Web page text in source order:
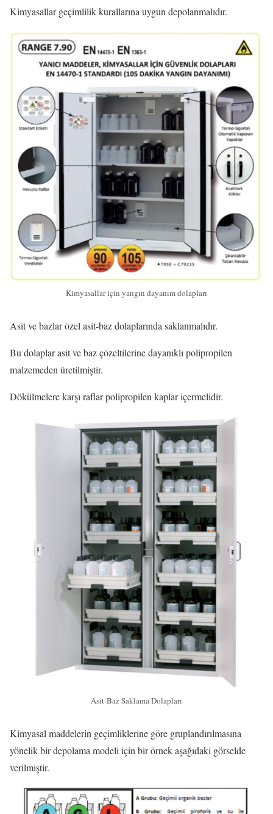
Kimyasallar geçimlilik kurallarına uygun depolanmalıdır.
Kimyasallar için yangın dayanım dolapları
Asit ve bazlar özel asit-baz dolaplarında saklanmalıdır.
Bu dolaplar asit ve baz çözeltilerine dayanıklı polipropilen
malzemeden üretilmiştir.
Dökülmelere karşı raflar polipropilen kaplar içermelidir.
Asit-Baz Saklama Dolapları
Kimyasal maddelerin geçimliklerine göre gruplandırılmasına
yönelik bir depolama modeli için bir örnek aşağıdaki görselde
verilmiştir.